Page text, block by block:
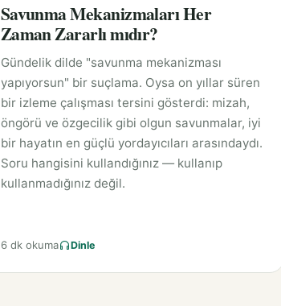
Savunma Mekanizmaları Her
Zaman Zararlı mıdır?
Gündelik dilde "savunma mekanizması
yapıyorsun" bir suçlama. Oysa on yıllar süren
bir izleme çalışması tersini gösterdi: mizah,
öngörü ve özgecilik gibi olgun savunmalar, iyi
bir hayatın en güçlü yordayıcıları arasındaydı.
Soru hangisini kullandığınız — kullanıp
kullanmadığınız değil.
6 dk okuma Dinle